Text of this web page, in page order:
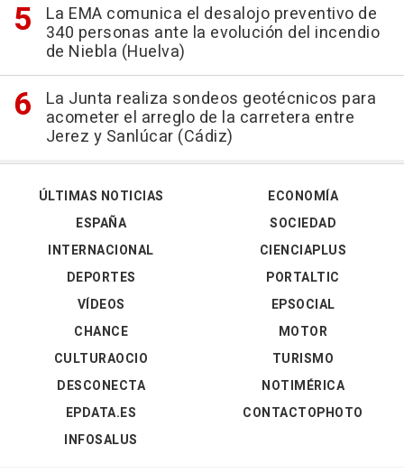
La EMA comunica el desalojo preventivo de
340 personas ante la evolución del incendio
de Niebla (Huelva)
La Junta realiza sondeos geotécnicos para
acometer el arreglo de la carretera entre
Jerez y Sanlúcar (Cádiz)
ÚLTIMAS NOTICIAS
ESPAÑA
INTERNACIONAL
DEPORTES
VÍDEOS
ECONOMÍA
SOCIEDAD
CIENCIAPLUS
PORTALTIC
EPSOCIAL
CHANCE
CULTURAOCIO
DESCONECTA
EPDATA.ES
INFOSALUS
MOTOR
TURISMO
NOTIMÉRICA
CONTACTOPHOTO